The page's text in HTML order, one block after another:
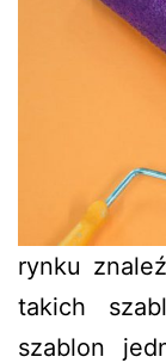
rynku
takich
szablon